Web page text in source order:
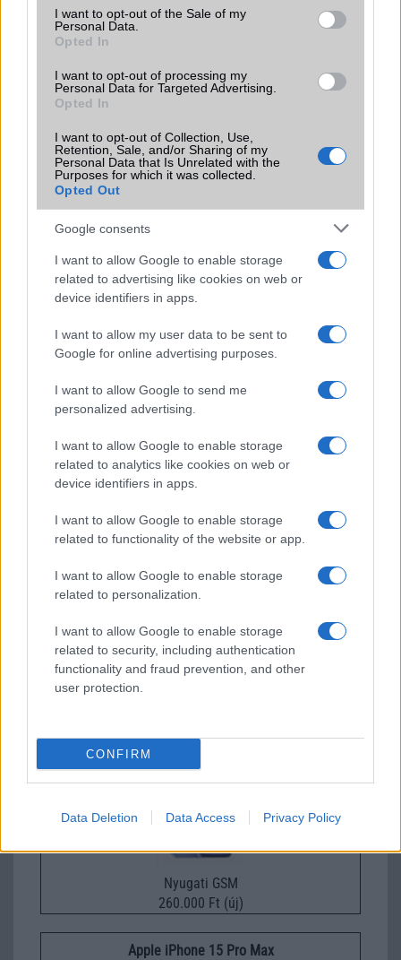
consent section.
I want to opt-out of the Sale of my
Personal Data.
Opted In
I want to opt-out of processing my
Personal Data for Targeted Advertising.
Opted In
I want to opt-out of Collection, Use,
Retention, Sale, and/or Sharing of my
Personal Data that Is Unrelated with the
Purposes for which it was collected.
Opted Out
Google consents
I want to allow Google to enable storage
related to advertising like cookies on web or
device identifiers in apps.
I want to allow my user data to be sent to
Google for online advertising purposes.
I want to allow Google to send me
personalized advertising.
I want to allow Google to enable storage
related to analytics like cookies on web or
device identifiers in apps.
I want to allow Google to enable storage
related to functionality of the website or app.
I want to allow Google to enable storage
related to personalization.
I want to allow Google to enable storage
related to security, including authentication
functionality and fraud prevention, and other
user protection.
CONFIRM
Data Deletion Data Access Privacy Policy
Iránytũ
EGYÉB
Vibra jelzés Van
SIM típus eSIM
SIM-ek száma
Flight mode
Terület Magyar
Funkciók
HDR10, True-tone, Wide color
gamut, 120 Hz érintés
Limited Edition Nincs
N/A = Nincs adat. Legutóbbi frissítés: 2026-07-13 19:00:00
Új és Használt GSM kiemelt ajánlatok
Nyugati GSM
260.000 Ft (új)
Apple iPhone 15 Pro Max